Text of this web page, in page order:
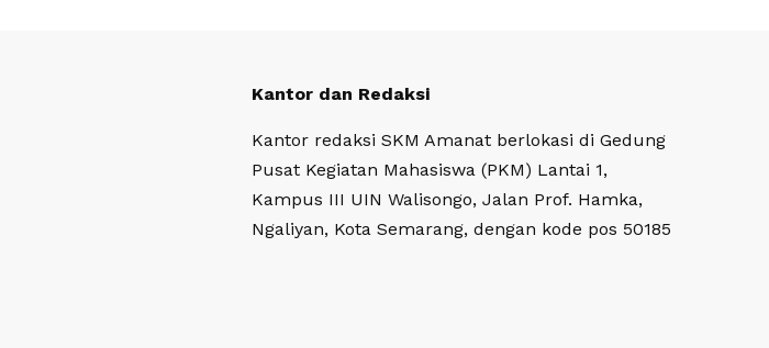
Kantor dan Redaksi
Kantor redaksi SKM Amanat berlokasi di Gedung
Pusat Kegiatan Mahasiswa (PKM) Lantai 1,
Kampus III UIN Walisongo, Jalan Prof. Hamka,
Ngaliyan, Kota Semarang, dengan kode pos 50185